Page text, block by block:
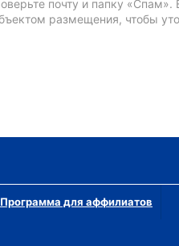
почту и папку «Спам».
размещения, чтобы
Программа для аффилиатов